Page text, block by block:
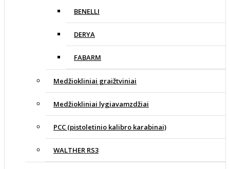
BENELLI
DERYA
FABARM
Medžiokliniai graižtviniai
Medžiokliniai lygiavamzdžiai
PCC (pistoletinio kalibro karabinai)
WALTHER RS3